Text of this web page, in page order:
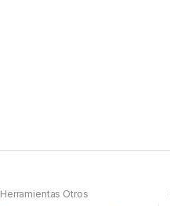
Herramientas Otros